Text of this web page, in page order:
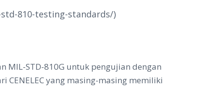
810-testing-standards/)
MIL-STD-810G untuk pengujian dengan
yang masing-masing memiliki